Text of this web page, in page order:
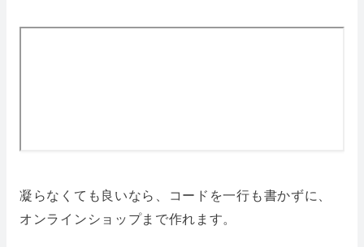
凝らなくても良いなら、コードを一行も書かずに、
オンラインショップまで作れます。